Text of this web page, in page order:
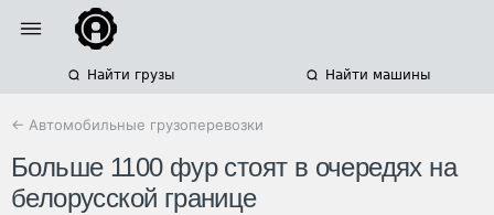
Найти грузы Найти машины
← Автомобильные грузоперевозки
Больше 1100 фур стоят в очередях на
белорусской границе